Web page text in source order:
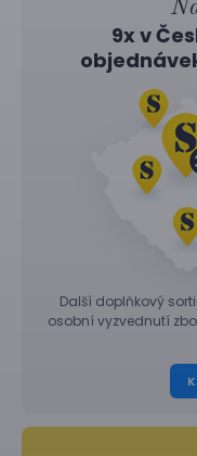
9x v
Další doplňkový
osobní vyzvednutí